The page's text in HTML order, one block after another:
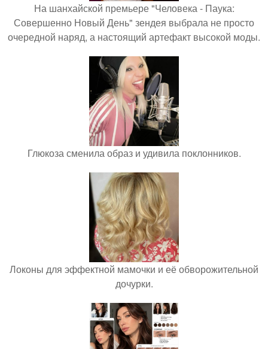
На шанхайской премьере "Человека - Паука:
Совершенно Новый День" зендея выбрала не просто
очередной наряд, а настоящий артефакт высокой моды.
Глюкоза сменила образ и удивила поклонников.
Локоны для эффектной мамочки и её обворожительной
дочурки.